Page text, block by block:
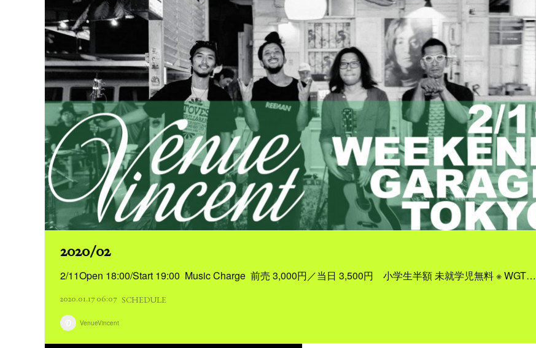
2020/02
2/11Open 18:00/Start 19:00 Music Charge 前売 3,000円／当日 3,500円 小学生半額 未就学児無料 ※ WGT…
2020.01.17 06:07 SCHEDULE
VenueVincent